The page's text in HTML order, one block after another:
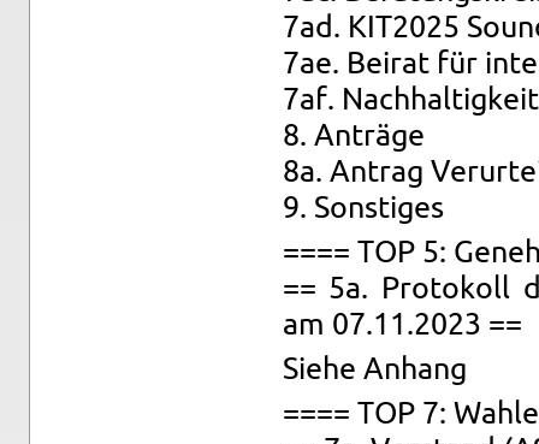
7ad. KIT2025
7ae. Bei­rat für
7af.
8. An­trä­ge
8a. An­trag
9. Sons­ti­ges
==== TOP 5:
== 5a. Pro­to­koll
am 07.11.2023 ==
Siehe An­hang
==== TOP 7: